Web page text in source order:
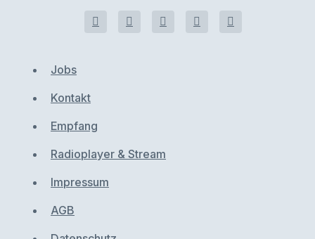
Jobs
Kontakt
Empfang
Radioplayer & Stream
Impressum
AGB